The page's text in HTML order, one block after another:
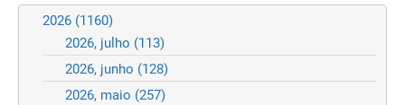
2026 (1160)
2026, julho (113)
2026, junho (128)
2026, maio (257)